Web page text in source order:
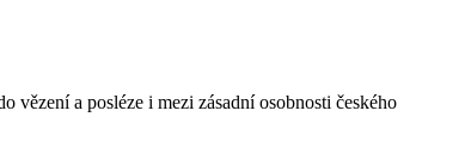
a posléze i mezi zásadní osobnosti českého